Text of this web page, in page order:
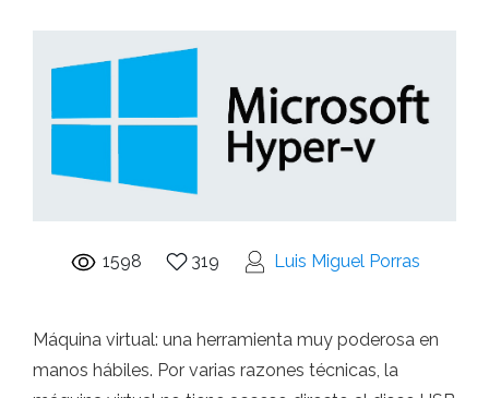
1598 319 Luis Miguel Porras
Máquina virtual: una herramienta muy poderosa en
manos hábiles. Por varias razones técnicas, la